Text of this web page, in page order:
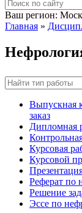
Ваш регион:
Главная »
Выпускная
заказ
Дипломная
Курсовая
Курсовой
Реферат по
Решение
Эссе по